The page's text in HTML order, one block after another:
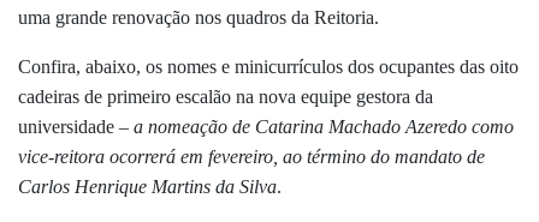
uma grande renovação nos quadros da Reitoria.
Confira, abaixo, os nomes e minicurrículos dos ocupantes das oito
cadeiras de primeiro escalão na nova equipe gestora da
universidade – a nomeação de Catarina Machado Azeredo como
vice-reitora ocorrerá em fevereiro, ao término do mandato de
Carlos Henrique Martins da Silva.